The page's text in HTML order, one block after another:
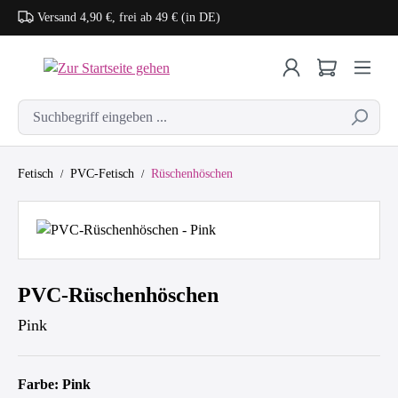
Zum Hauptinhalt springen
Versand 4,90 €, frei ab 49 € (in DE)
Fetisch PVC-Fetisch Rüschenhöschen
PVC-Rüschenhöschen
Pink
Farbe: Pink